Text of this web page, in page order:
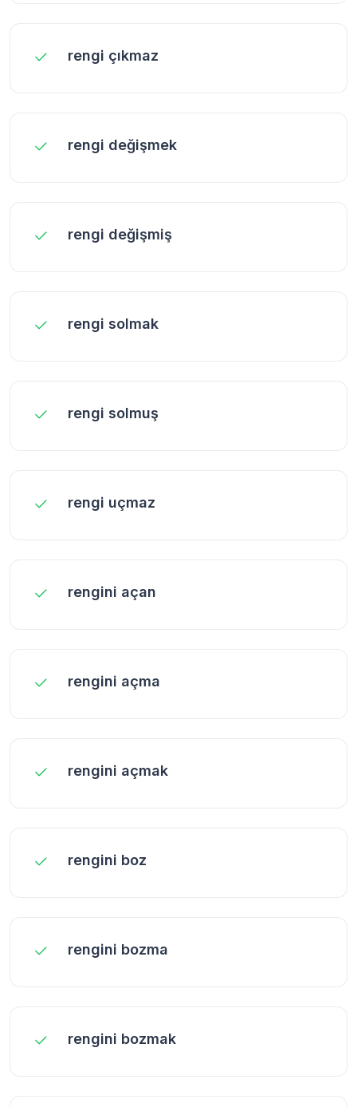
rengi çıkmaz
rengi değişmek
rengi değişmiş
rengi solmak
rengi solmuş
rengi uçmaz
rengini açan
rengini açma
rengini açmak
rengini boz
rengini bozma
rengini bozmak